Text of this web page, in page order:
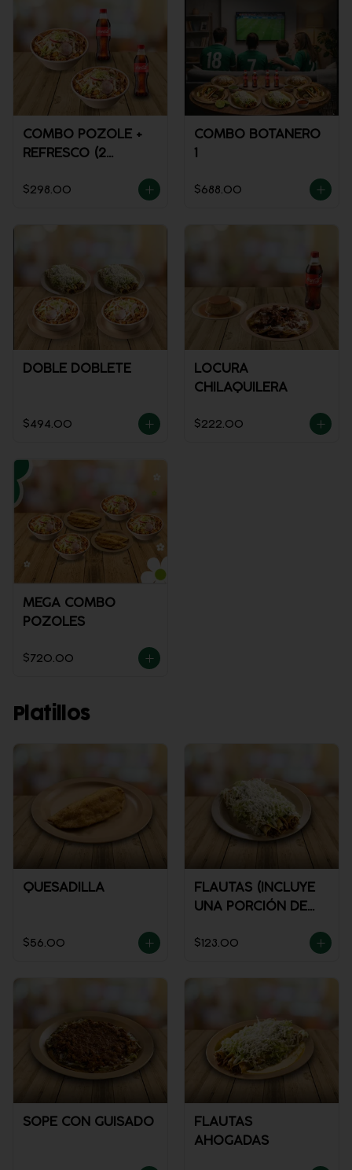
COMBO POZOLE +
REFRESCO (2
$298.00
COMBO BOTANERO
1
$688.00
DOBLE DOBLETE
$494.00
LOCURA
CHILAQUILERA
$222.00
MEGA COMBO
POZOLES
$720.00
Platillos
QUESADILLA
$56.00
FLAUTAS (INCLUYE
UNA PORCIÓN DE
$123.00
SOPE CON GUISADO
FLAUTAS
AHOGADAS